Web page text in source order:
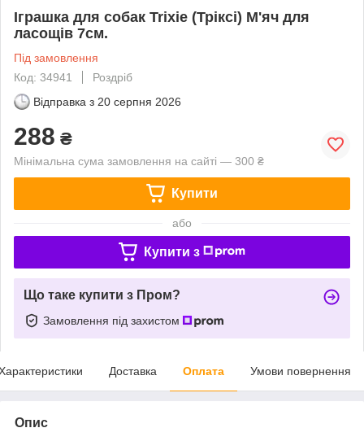
Іграшка для собак Trixie (Тріксі) М'яч для
ласощів 7см.
Під замовлення
Код: 34941
Роздріб
Відправка з 20 серпня 2026
288 ₴
Мінімальна сума замовлення на сайті — 300 ₴
Купити
або
Купити з
Що таке купити з Пром?
Замовлення під захистом
Доставка Оплата Умови повернення
Опис